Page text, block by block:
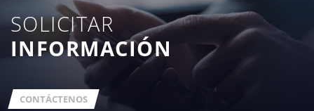
SOLICITAR
INFORMACIÓN
CONTÁCTENOS